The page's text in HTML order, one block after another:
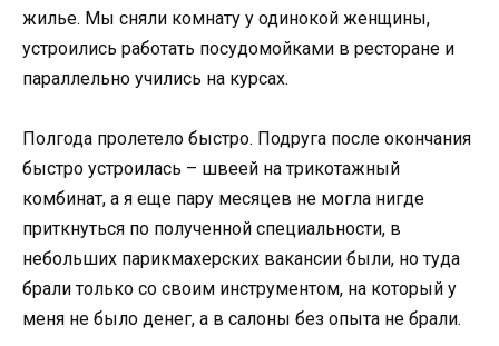
жилье. Мы сняли комнату у одинокой женщины,
устроились работать посудомойками в ресторане и
параллельно учились на курсах.
Полгода пролетело быстро. Подруга после окончания
быстро устроилась – швеей на трикотажный
комбинат, а я еще пару месяцев не могла нигде
приткнуться по полученной специальности, в
небольших парикмахерских вакансии были, но туда
брали только со своим инструментом, на который у
меня не было денег, а в салоны без опыта не брали.